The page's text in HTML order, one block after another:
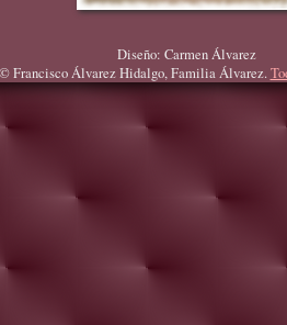
Diseño: Carmen Álvarez
Francisco Álvarez Hidalgo, Familia Álvarez.